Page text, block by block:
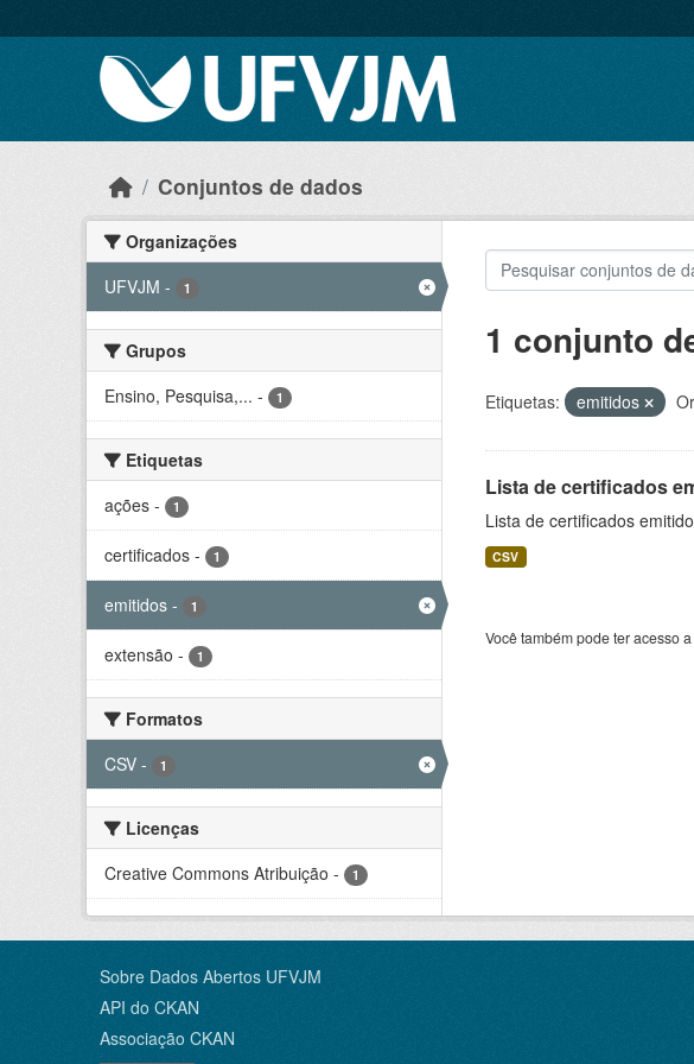
Conjuntos de dados
Organizações
UFVJM - 1
Grupos
Ensino, Pesquisa,... - 1
Etiquetas
ações - 1
certificados - 1
emitidos - 1
extensão - 1
Formatos
CSV - 1
Licenças
Creative Commons Atribuição - 1
1 conjunto
Etiquetas: emitidos
Lista de certificados
Lista de certificados
CSV
Você também pode ter acesso
Sobre Dados Abertos UFVJM
API do CKAN
Associação CKAN